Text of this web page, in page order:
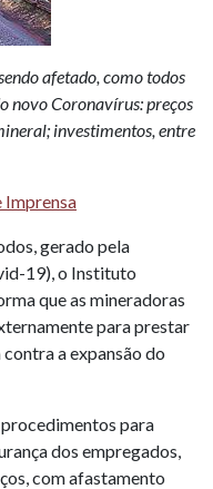
afetado, como todos
novo Coronavírus: preços
investimentos, entre
Imprensa
gerado pela
19), o Instituto
que as mineradoras
para prestar
a expansão do
para
dos empregados,
com afastamento